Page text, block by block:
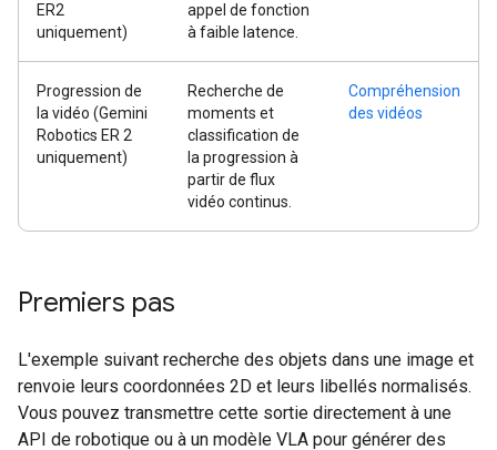
ER2
uniquement)
appel de fonction
à faible latence.
Progression de
la vidéo (Gemini
Robotics ER 2
uniquement)
Recherche de
moments et
classification de
la progression à
partir de flux
vidéo continus.
Compréhension
des vidéos
Premiers pas
L'exemple suivant recherche des objets dans une image et
renvoie leurs coordonnées 2D et leurs libellés normalisés.
Vous pouvez transmettre cette sortie directement à une
API de robotique ou à un modèle VLA pour générer des